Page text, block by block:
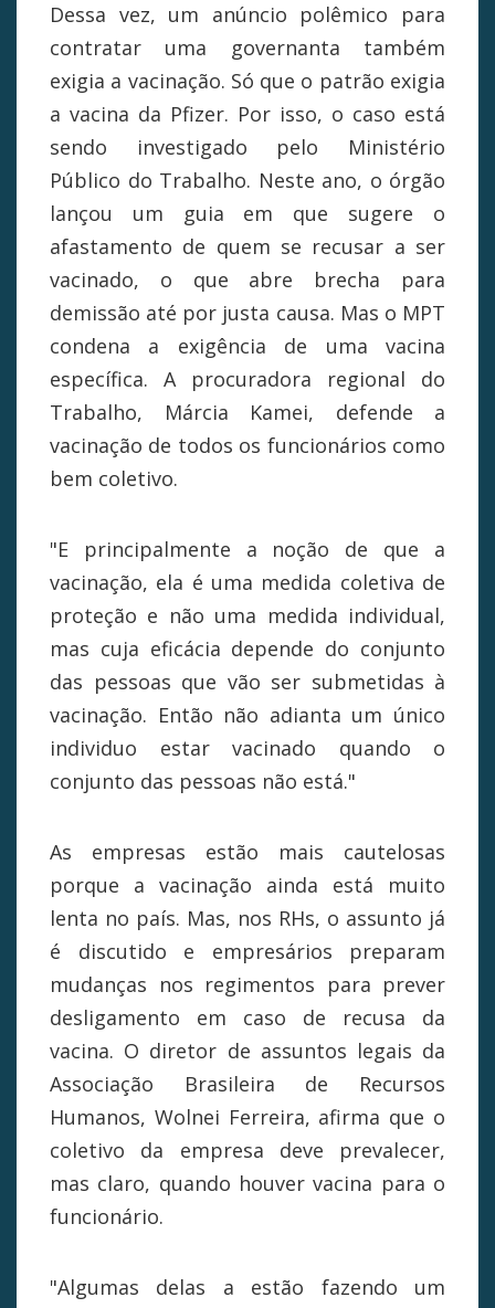
Dessa vez, um anúncio polêmico para
contratar uma governanta também
exigia a vacinação. Só que o patrão exigia
a vacina da Pfizer. Por isso, o caso está
sendo investigado pelo Ministério
Público do Trabalho. Neste ano, o órgão
lançou um guia em que sugere o
afastamento de quem se recusar a ser
vacinado, o que abre brecha para
demissão até por justa causa. Mas o MPT
condena a exigência de uma vacina
específica. A procuradora regional do
Trabalho, Márcia Kamei, defende a
vacinação de todos os funcionários como
bem coletivo.
"E principalmente a noção de que a
vacinação, ela é uma medida coletiva de
proteção e não uma medida individual,
mas cuja eficácia depende do conjunto
das pessoas que vão ser submetidas à
vacinação. Então não adianta um único
individuo estar vacinado quando o
conjunto das pessoas não está."
As empresas estão mais cautelosas
porque a vacinação ainda está muito
lenta no país. Mas, nos RHs, o assunto já
é discutido e empresários preparam
mudanças nos regimentos para prever
desligamento em caso de recusa da
vacina. O diretor de assuntos legais da
Associação Brasileira de Recursos
Humanos, Wolnei Ferreira, afirma que o
coletivo da empresa deve prevalecer,
mas claro, quando houver vacina para o
funcionário.
"Algumas delas a estão fazendo um